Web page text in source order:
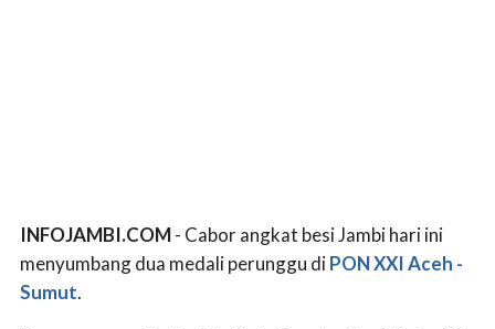
INFOJAMBI.COM- Cabor angkat besi Jambi hari ini
menyumbang dua medali perunggu diPON XXI Aceh -
Sumut.